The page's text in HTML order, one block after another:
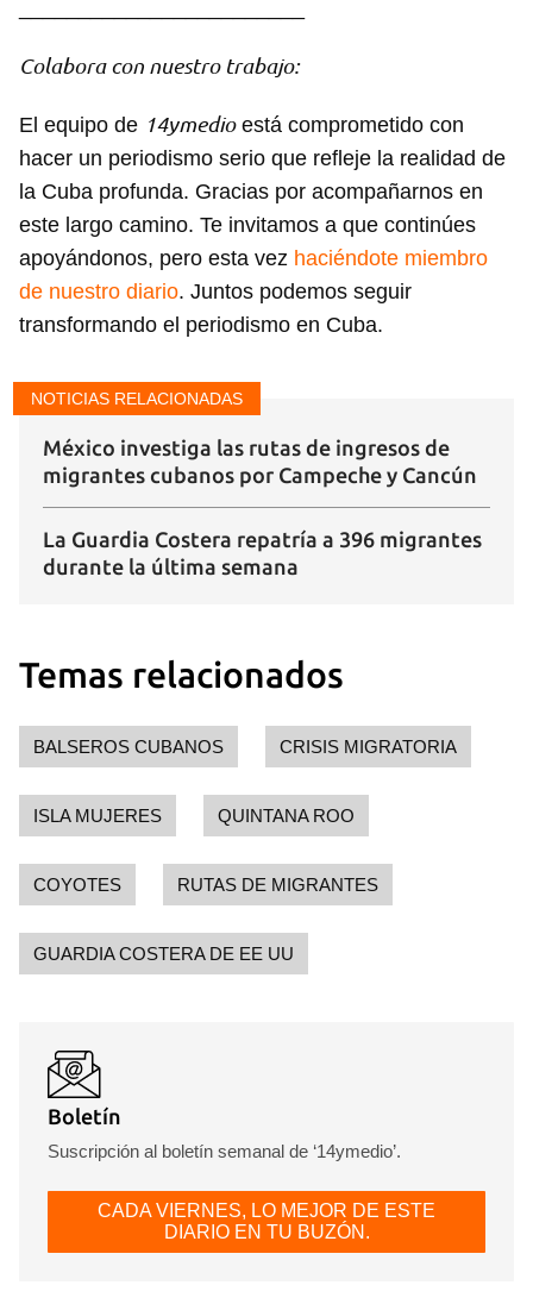
Para poder guardar como favorito, primero has de
INICIAR SESIÓN CANCELAR
Colabora con nuestro trabajo:
El equipo de 14ymedioestá comprometido con
hacer un periodismo serio que refleje la realidad de
la Cuba profunda. Gracias por acompañarnos en
este largo camino. Te invitamos a que continúes
apoyándonos, pero esta vez haciéndote miembro
de nuestro diario. Juntos podemos seguir
transformando el periodismo en Cuba.
NOTICIAS RELACIONADAS
México investiga las rutas de ingresos de
migrantes cubanos por Campeche y Cancún
La Guardia Costera repatría a 396 migrantes
durante la última semana
Temas relacionados
BALSEROS CUBANOS CRISIS MIGRATORIA
ISLA MUJERES QUINTANA ROO
COYOTES RUTAS DE MIGRANTES
GUARDIA COSTERA DE EE UU
Boletín
Suscripción al boletín semanal de ‘14ymedio’.
CADA VIERNES, LO MEJOR DE ESTE
DIARIO EN TU BUZÓN.